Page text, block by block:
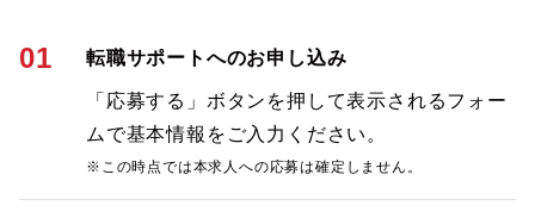
01 転職サポートへのお申し込み
「応募する」ボタンを押して表示されるフォー
ムで基本情報をご入力ください。
※この時点では本求人への応募は確定しません。